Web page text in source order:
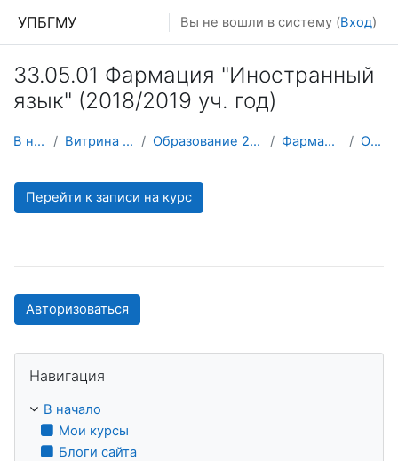
УПБГМУ Вы не вошли в систему (Вход)
33.05.01 Фармация "Иностранный
язык" (2018/2019 уч. год)
В начало Витрина курсов 3KL Образование 2025-2026 уч.год Фармация (архив) О курсе
Перейти к записи на курс
Авторизоваться
Навигация
В начало
Мои курсы
Блоги сайта